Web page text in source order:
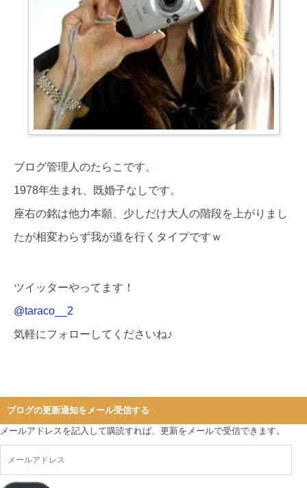
ブログ管理人のたらこです。
1978年生まれ、既婚子なしです。
座右の銘は他力本願、少しだけ大人の階段を上がりまし
たが相変わらず我が道を行くタイプですｗ
ツイッターやってます！
@taraco__2
気軽にフォローしてくださいね♪
ブログの更新通知をメール受信する
メールアドレスを記入して購読すれば、更新をメールで受信できます。